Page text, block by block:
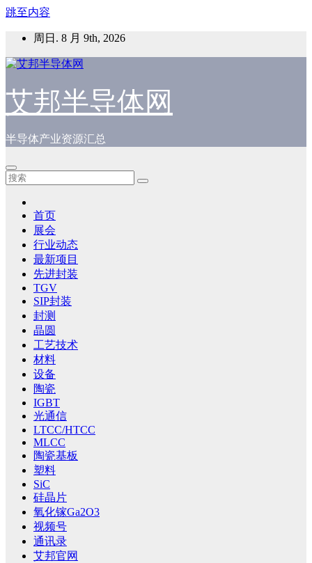
跳至内容
周日. 8 月 9th, 2026
艾邦半导体网
半导体产业资源汇总
首页
展会
行业动态
最新项目
先进封装
TGV
SIP封装
封测
晶圆
工艺技术
材料
设备
陶瓷
IGBT
光通信
LTCC/HTCC
MLCC
陶瓷基板
塑料
SiC
硅晶片
氧化镓Ga2O3
视频号
通讯录
艾邦官网